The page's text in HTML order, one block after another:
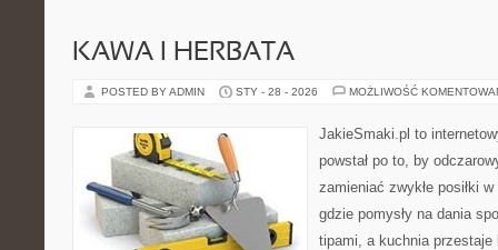
KAWA I HERBATA
POSTED BY ADMIN STY - 28 - 2026 MOŻLIWOŚĆ
JakieSmaki.pl to
powstał po to, by
zamieniać zwykłe posiłki
gdzie pomysły na dania
tipami, a kuchnia